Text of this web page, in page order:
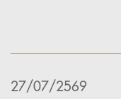
27/07/2569